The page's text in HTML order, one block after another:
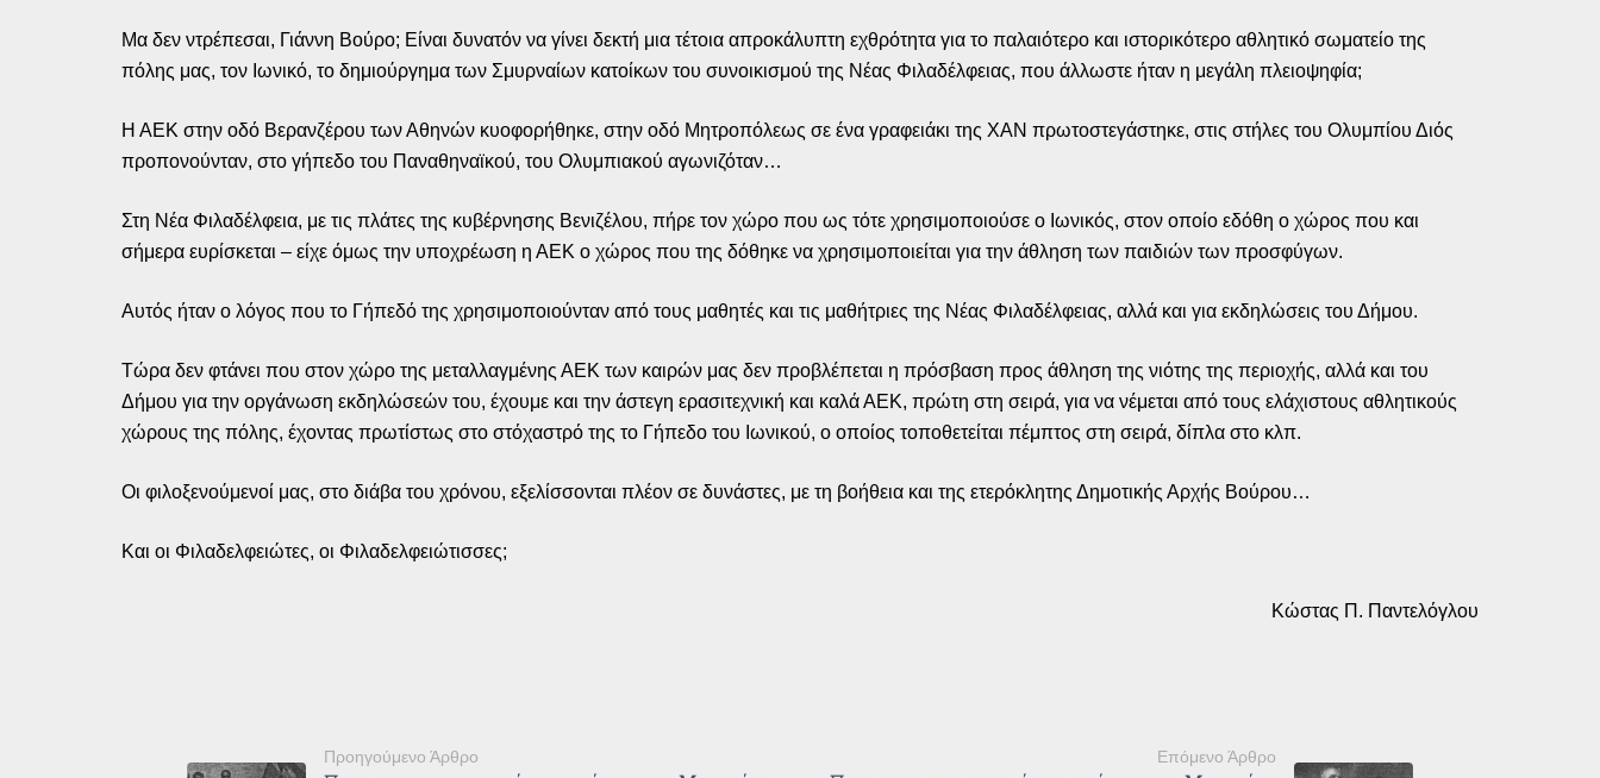
Μα δεν ντρέπεσαι, Γιάννη Βούρο; Είναι δυνατόν να γίνει δεκτή μια τέτοια απροκάλυπτη εχθρότητα για το παλαιότερο και ιστορικότερο αθλητικό σωματείο της
πόλης μας, τον Ιωνικό, το δημιούργημα των Σμυρναίων κατοίκων του συνοικισμού της Νέας Φιλαδέλφειας, που άλλωστε ήταν η μεγάλη πλειοψηφία;
Η ΑΕΚ στην οδό Βερανζέρου των Αθηνών κυοφορήθηκε, στην οδό Μητροπόλεως σε ένα γραφειάκι της ΧΑΝ πρωτοστεγάστηκε, στις στήλες του Ολυμπίου Διός
προπονούνταν, στο γήπεδο του Παναθηναϊκού, του Ολυμπιακού αγωνιζόταν…
Στη Νέα Φιλαδέλφεια, με τις πλάτες της κυβέρνησης Βενιζέλου, πήρε τον χώρο που ως τότε χρησιμοποιούσε ο Ιωνικός, στον οποίο εδόθη ο χώρος που και
σήμερα ευρίσκεται – είχε όμως την υποχρέωση η ΑΕΚ ο χώρος που της δόθηκε να χρησιμοποιείται για την άθληση των παιδιών των προσφύγων.
Αυτός ήταν ο λόγος που το Γήπεδό της χρησιμοποιούνταν από τους μαθητές και τις μαθήτριες της Νέας Φιλαδέλφειας, αλλά και για εκδηλώσεις του Δήμου.
Τώρα δεν φτάνει που στον χώρο της μεταλλαγμένης ΑΕΚ των καιρών μας δεν προβλέπεται η πρόσβαση προς άθληση της νιότης της περιοχής, αλλά και του
Δήμου για την οργάνωση εκδηλώσεών του, έχουμε και την άστεγη ερασιτεχνική και καλά ΑΕΚ, πρώτη στη σειρά, για να νέμεται από τους ελάχιστους αθλητικούς
χώρους της πόλης, έχοντας πρωτίστως στο στόχαστρό της το Γήπεδο του Ιωνικού, ο οποίος τοποθετείται πέμπτος στη σειρά, δίπλα στο κλπ.
Οι φιλοξενούμενοί μας, στο διάβα του χρόνου, εξελίσσονται πλέον σε δυνάστες, με τη βοήθεια και της ετερόκλητης Δημοτικής Αρχής Βούρου…
Και οι Φιλαδελφειώτες, οι Φιλαδελφειώτισσες;
Κώστας Π. Παντελόγλου
Προηγούμενο Άρθρο Επόμενο Άρθρο